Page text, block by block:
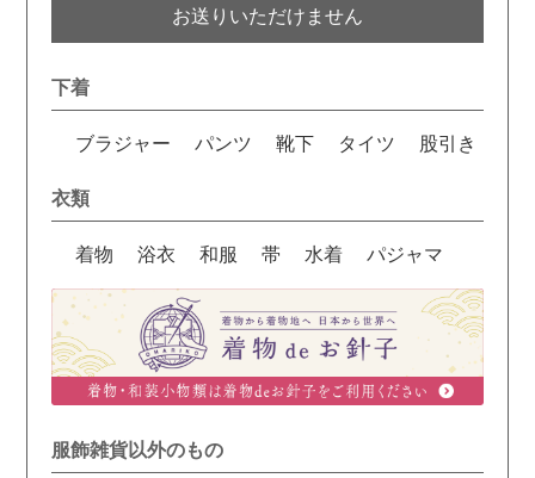
お送りいただけません
下着
ブラジャー パンツ 靴下 タイツ 股引き
衣類
着物 浴衣 和服 帯 水着 パジャマ
服飾雑貨以外のもの